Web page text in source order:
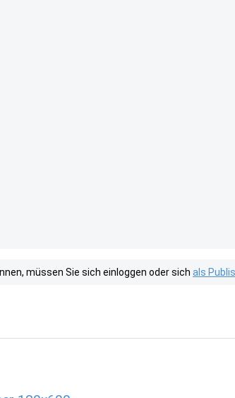
müssen Sie sich einloggen oder sich als